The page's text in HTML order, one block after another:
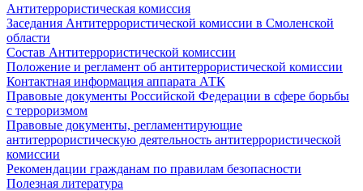
Антитеррористическая комиссия
Заседания Антитеррористической комиссии в Смоленской
области
Состав Антитеррористической комиссии
Положение и регламент об антитеррористической комиссии
Контактная информация аппарата АТК
Правовые документы Российской Федерации в сфере борьбы
с терроризмом
Правовые документы, регламентирующие
антитеррористическую деятельность антитеррористической
комиссии
Рекомендации гражданам по правилам безопасности
Полезная литература